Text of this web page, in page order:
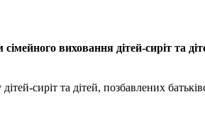
виховання дітей-сиріт та
сиріт та дітей, позбавлених